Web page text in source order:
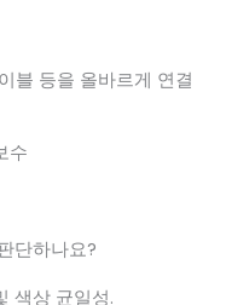
블 등을 올바르게 연결
수
단하나요?
색상 균일성.